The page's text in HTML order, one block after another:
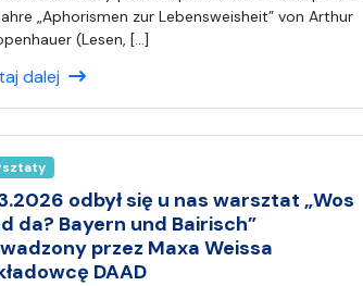
i
s
(
n
i
a
„Aphorismen zur Lebensweisheit” von Arthur
(Lesen, […]
dalej
odbył się u nas warsztat „Wos
da? Bayern und Bairisch”
przez Maxa Weissa
DAAD